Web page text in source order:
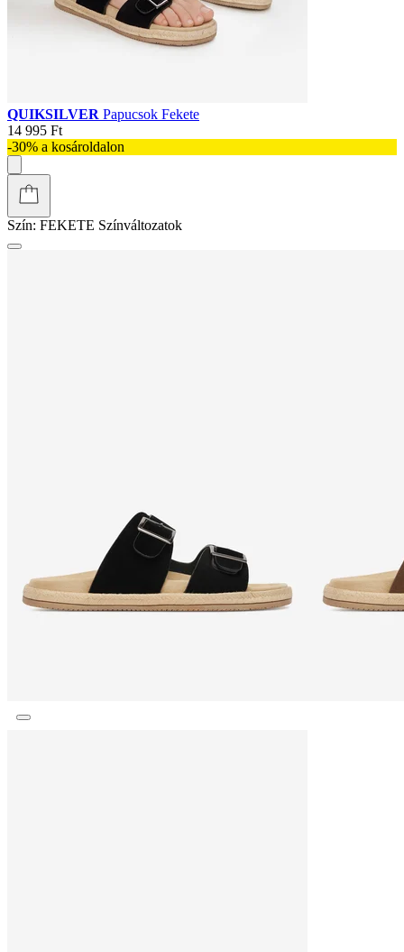
QUIKSILVER Papucsok Fekete
14 995 Ft
-30% a kosároldalon
Szín: FEKETE Színváltozatok